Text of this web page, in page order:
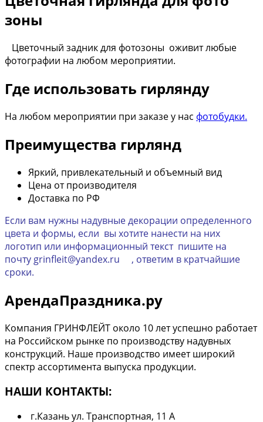
зоны
Цветочный задник для фотозоны оживит любые
фотографии на любом мероприятии.
Где использовать гирлянду
На любом мероприятии при заказе у нас фотобудки.
Преимущества гирлянд
Яркий, привлекательный и объемный вид
Цена от производителя
Доставка по РФ
Если вам нужны надувные декорации определенного
цвета и формы, если вы хотите нанести на них
логотип или информационный текст пишите на
почту grinfleit@yandex.ru , ответим в кратчайшие
сроки.
АрендаПраздника.ру
Компания ГРИНФЛЕЙТ около 10 лет успешно работает
на Российском рынке по производству надувных
конструкций. Наше производство имеет широкий
спектр ассортимента выпуска продукции.
НАШИ КОНТАКТЫ:
г.Казань ул. Транспортная, 11 А